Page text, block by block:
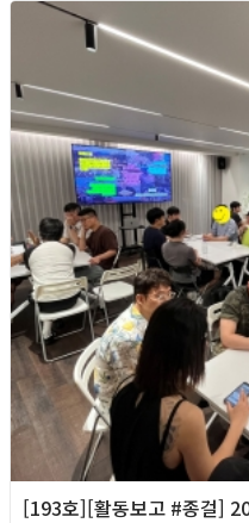
[193호][활동보고 #종걸]